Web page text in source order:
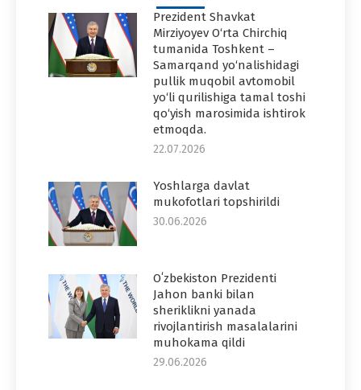
Prezident Shavkat
Mirziyoyev O‘rta Chirchiq
tumanida Toshkent –
Samarqand yo‘nalishidagi
pullik muqobil avtomobil
yo‘li qurilishiga tamal toshi
qo‘yish marosimida ishtirok
etmoqda.
22.07.2026
Yoshlarga davlat
mukofotlari topshirildi
30.06.2026
Oʻzbekiston Prezidenti
Jahon banki bilan
sheriklikni yanada
rivojlantirish masalalarini
muhokama qildi
29.06.2026